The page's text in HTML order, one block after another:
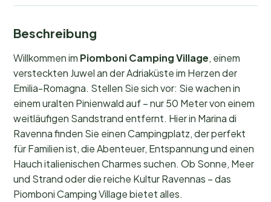
Beschreibung
Willkommen im Piomboni Camping Village, einem
versteckten Juwel an der Adriaküste im Herzen der
Emilia-Romagna. Stellen Sie sich vor: Sie wachen in
einem uralten Pinienwald auf – nur 50 Meter von einem
weitläufigen Sandstrand entfernt. Hier in Marina di
Ravenna finden Sie einen Campingplatz, der perfekt
für Familien ist, die Abenteuer, Entspannung und einen
Hauch italienischen Charmes suchen. Ob Sonne, Meer
und Strand oder die reiche Kultur Ravennas – das
Piomboni Camping Village bietet alles.